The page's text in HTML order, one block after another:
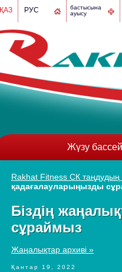
бастысына
ауысу
ҚАЗ РУС
Жүзу
Rakhat Fitness СК таңдудың
қадағалауларыңызды
Біздің
сұраймыз
Жаңалықтар архиві »
Қантар 19, 2022